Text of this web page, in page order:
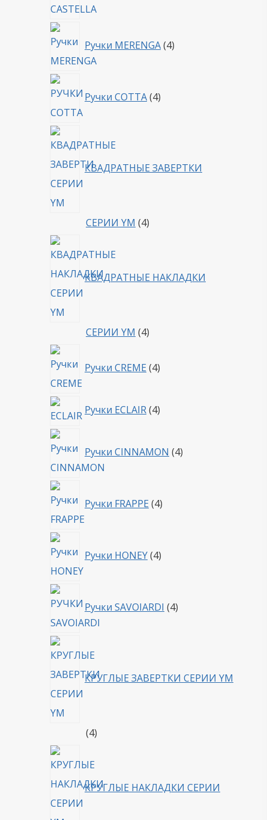
Ручки MERENGA 4товара
Ручки COTTA 4товара
КВАДРАТНЫЕ ЗАВЕРТКИ
СЕРИИ YM 44
КВАДРАТНЫЕ НАКЛАДКИ
СЕРИИ YM 44
Ручки CREME 4товара
Ручки ECLAIR 44
Ручки CINNAMON 4товара
Ручки FRAPPE 4товара
Ручки HONEY 4товара
Ручки SAVOIARDI 4товара
КРУГЛЫЕ ЗАВЕРТКИ СЕРИИ YM
44
КРУГЛЫЕ НАКЛАДКИ СЕРИИ